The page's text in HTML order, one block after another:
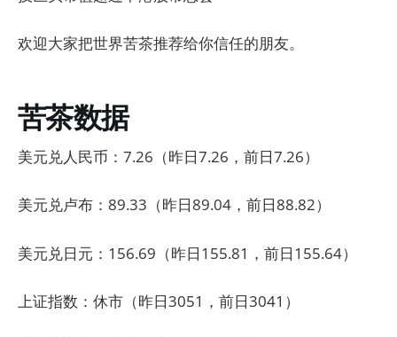
欢迎大家把世界苦茶推荐给你信任的朋友。
苦茶数据
美元兑人民币：7.26（昨日7.26，前日7.26）
美元兑卢布：89.33（昨日89.04，前日88.82）
美元兑日元：156.69（昨日155.81，前日155.64）
上证指数：休市（昨日3051，前日3041）